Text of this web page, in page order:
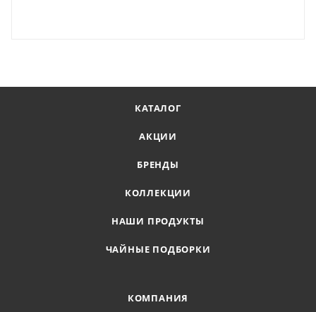
КАТАЛОГ
АКЦИИ
БРЕНДЫ
КОЛЛЕКЦИИ
НАШИ ПРОДУКТЫ
ЧАЙНЫЕ ПОДБОРКИ
КОМПАНИЯ